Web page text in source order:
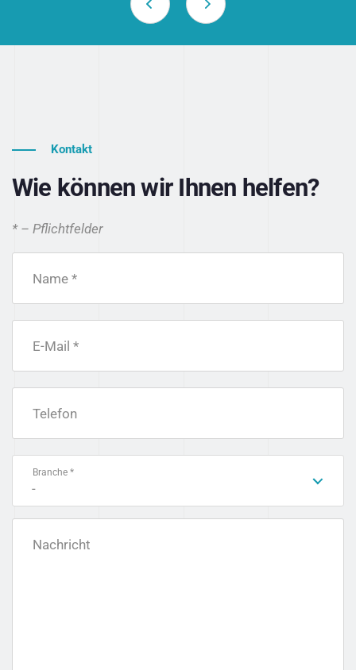
Kontakt
Wie können wir Ihnen helfen?
* – Pflichtfelder
Name *
E-Mail *
Telefon
Branche *
-
Nachricht